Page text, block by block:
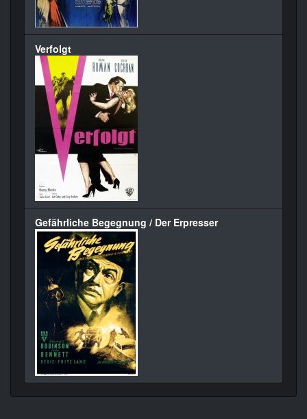
Verfolgt
Gefährliche Begegnung / Der Erpresser